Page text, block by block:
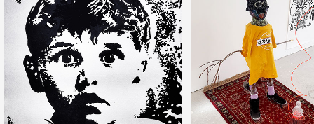
Crédits
Actions